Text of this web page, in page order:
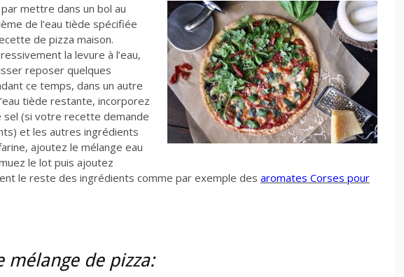
mettre dans un bol au
de l’eau tiède spécifiée
de pizza maison.
la levure à l’eau,
reposer quelques
ce temps, dans un autre
tiède restante, incorporez
sel (si votre recette demande
et les autres ingrédients
ajoutez le mélange eau
le lot puis ajoutez
le reste des ingrédients comme par exemple des aromates Corses pour
mélange de pizza: